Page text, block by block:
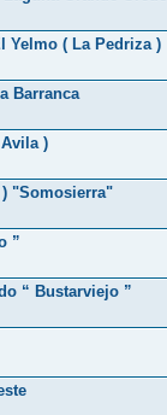
Yelmo ( La Pedriza )
Barranca
)
) "Somosierra"
”
“ Bustarviejo ”